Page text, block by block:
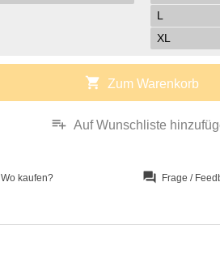
L
XL
shopping_cart Zum Warenkorb
playlist_add Auf Wunschliste
Wo kaufen? question_answer Frage /